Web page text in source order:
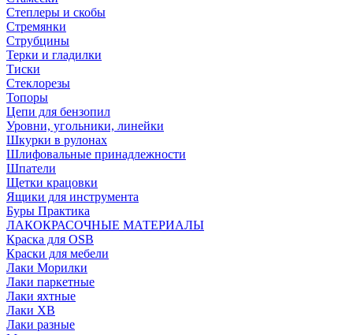
Степлеры и скобы
Стремянки
Струбцины
Терки и гладилки
Тиски
Стеклорезы
Топоры
Цепи для бензопил
Уровни, угольники, линейки
Шкурки в рулонах
Шлифовальные принадлежности
Шпатели
Щетки крацовки
Ящики для инструмента
Буры Практика
ЛАКОКРАСОЧНЫЕ МАТЕРИАЛЫ
Краска для OSB
Краски для мебели
Лаки Морилки
Лаки паркетные
Лаки яхтные
Лаки ХВ
Лаки разные